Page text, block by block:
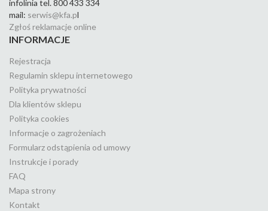
infolinia tel. 800 433 334
mail: serwis@kfa.pl
Zgłoś reklamacje online
INFORMACJE
Rejestracja
Regulamin sklepu internetowego
Polityka prywatności
Dla klientów sklepu
Polityka cookies
Informacje o zagrożeniach
Formularz odstąpienia od umowy
Instrukcje i porady
FAQ
Mapa strony
Kontakt